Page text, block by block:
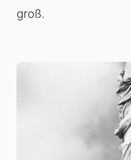
groß.